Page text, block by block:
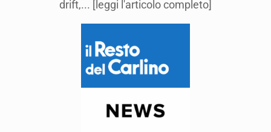
drift,... [leggi l'articolo completo]